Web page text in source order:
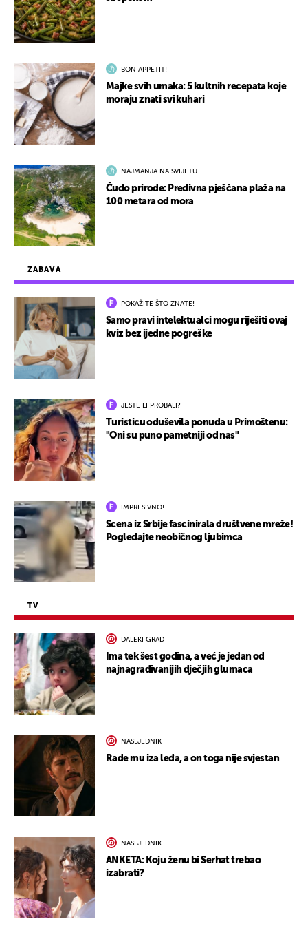
ZABAVA
POKAŽITE ŠTO ZNATE!
Samo pravi intelektualci mogu riješiti ovaj
kviz bez ijedne pogreške
JESTE LI PROBALI?
Turisticu oduševila ponuda u Primoštenu:
"Oni su puno pametniji od nas"
IMPRESIVNO!
Scena iz Srbije fascinirala društvene mreže!
Pogledajte neobičnog ljubimca
TV
DALEKI GRAD
Ima tek šest godina, a već je jedan od
najnagrađivanijih dječjih glumaca
NASLJEDNIK
Rade mu iza leđa, a on toga nije svjestan
NASLJEDNIK
ANKETA: Koju ženu bi Serhat trebao
izabrati?
BON APPETIT!
Majke svih umaka: 5 kultnih recepata koje
moraju znati svi kuhari
NAJMANJA NA SVIJETU
Čudo prirode: Predivna pješčana plaža na
100 metara od mora